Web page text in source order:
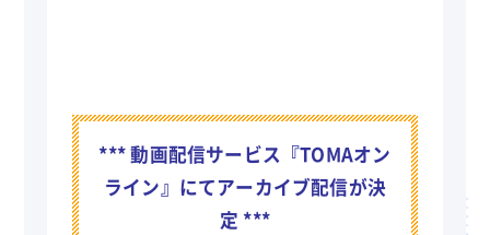
*** 動画配信サービス『TOMAオン
ライン』にてアーカイブ配信が決
定 ***